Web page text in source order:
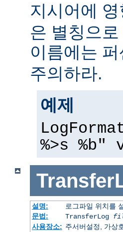
지시어에
은 별칭으
이름에는
주의하라.
예제
%>s %b"
설명:
로그파일 위치를
문법:
TransferLog
사용장소: 주서버설정, 가상